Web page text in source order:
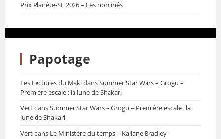
Prix Planète-SF 2026 – Les nominés
Papotage
Les Lectures du MakidansSummer Star Wars – Grogu –
Première escale : la lune de Shakari
VertdansSummer Star Wars – Grogu – Première escale : la
lune de Shakari
Vertdans Le Ministère du temps – Kaliane Bradley